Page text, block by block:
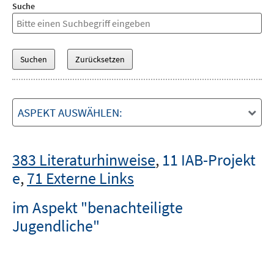
Suche
ASPEKT AUSWÄHLEN:
383 Literaturhinweise, 11 IAB-Projekt
e,71 Externe Links
im Aspekt "benachteiligte
Jugendliche"